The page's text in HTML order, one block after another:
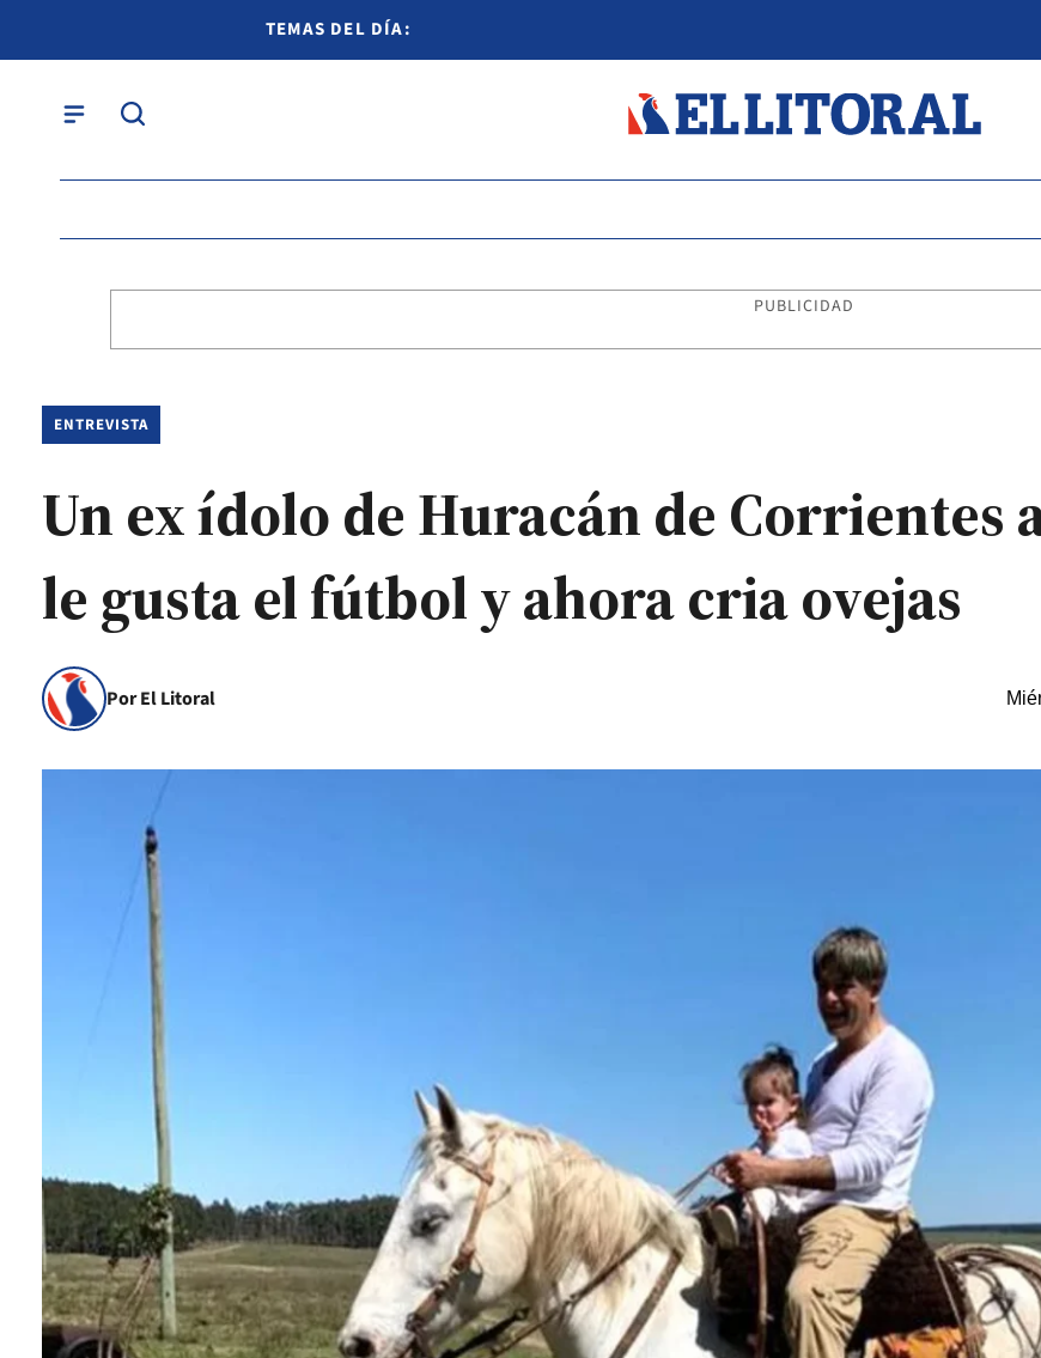
TEMAS DEL DÍA:
PUBLICIDAD
ENTREVISTA
Un ex ídolo de Huracán de Corrientes
le gusta el fútbol y ahora cria ovejas
Por El Litoral